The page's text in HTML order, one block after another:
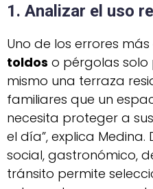
1. Analizar el uso
Uno de los errores
toldos o pérgolas solo
mismo una terraza
familiares que un
necesita proteger a
el día”, explica Medina.
social, gastronómico,
tránsito permite